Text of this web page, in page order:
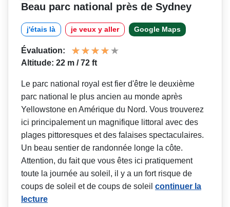
Beau parc national près de Sydney
j'étais là je veux y aller Google Maps
Évaluation:
Altitude: 22 m / 72 ft
Le parc national royal est fier d'être le deuxième
parc national le plus ancien au monde après
Yellowstone en Amérique du Nord. Vous trouverez
ici principalement un magnifique littoral avec des
plages pittoresques et des falaises spectaculaires.
Un beau sentier de randonnée longe la côte.
Attention, du fait que vous êtes ici pratiquement
toute la journée au soleil, il y a un fort risque de
coups de soleil et de coups de soleil continuer la
lecture